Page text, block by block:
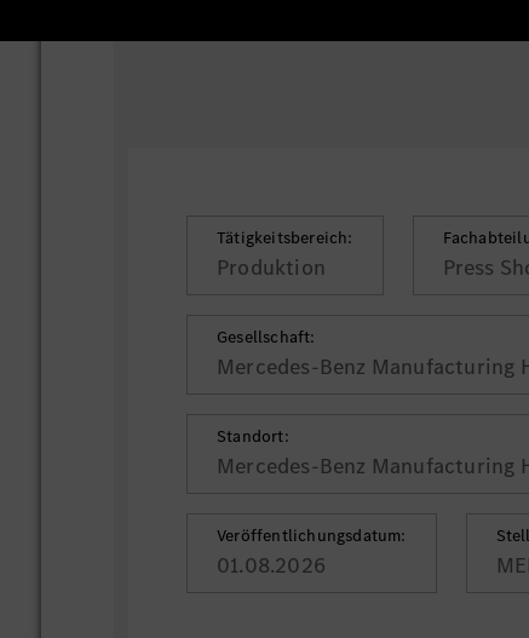
Tätigkeitsbereich:
Produktion Press
Gesellschaft:
Mercedes-Benz Manufacturing
Standort:
Mercedes-Benz Manufacturing
Veröffentlichungsdatum:
01.08.2026